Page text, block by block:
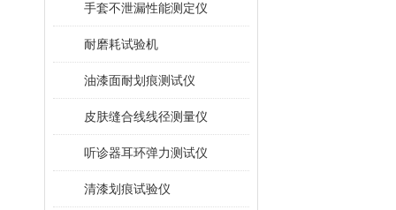
手套不泄漏性能测定仪
耐磨耗试验机
油漆面耐划痕测试仪
皮肤缝合线线径测量仪
听诊器耳环弹力测试仪
清漆划痕试验仪